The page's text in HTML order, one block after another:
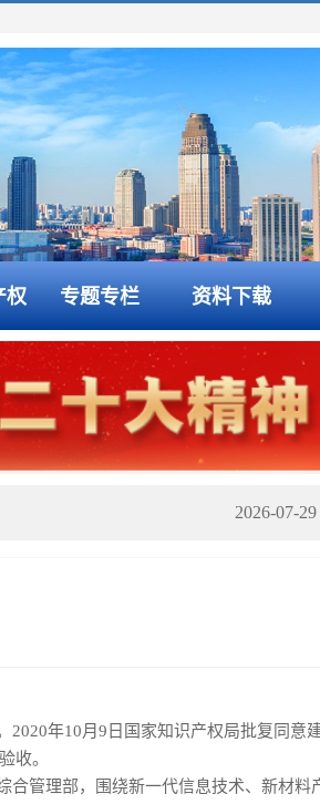
权 专题专栏 资料下载
2026-08-06
2026-07-29
年10月9日国家知识产权局批复同意
收。
合管理部，围绕新一代信息技术、新材料